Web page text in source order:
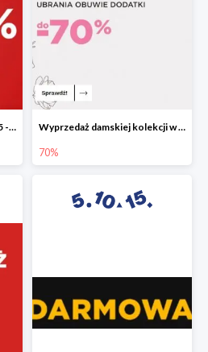
Wyprzedaż bez VAT w 5.10.15 - dodatkowe -23% rabatu Wyprzedaż damskiej kolekcji w 5.10.15 - ubrania, obuwie i dodatki do -70%
70%